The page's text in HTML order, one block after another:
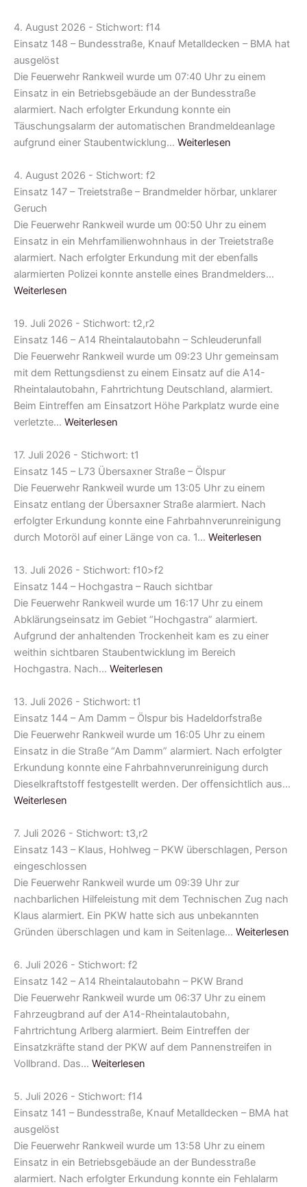
4. August 2026 - Stichwort: f14
Einsatz 148 – Bundesstraße, Knauf Metalldecken – BMA hat
ausgelöst
Die Feuerwehr Rankweil wurde um 07:40 Uhr zu einem
Einsatz in ein Betriebsgebäude an der Bundesstraße
alarmiert. Nach erfolgter Erkundung konnte ein
Täuschungsalarm der automatischen Brandmeldeanlage
aufgrund einer Staubentwicklung… Weiterlesen
4. August 2026 - Stichwort: f2
Einsatz 147 – Treietstraße – Brandmelder hörbar, unklarer
Geruch
Die Feuerwehr Rankweil wurde um 00:50 Uhr zu einem
Einsatz in ein Mehrfamilienwohnhaus in der Treietstraße
alarmiert. Nach erfolgter Erkundung mit der ebenfalls
alarmierten Polizei konnte anstelle eines Brandmelders…
Weiterlesen
19. Juli 2026 - Stichwort: t2,r2
Einsatz 146 – A14 Rheintalautobahn – Schleuderunfall
Die Feuerwehr Rankweil wurde um 09:23 Uhr gemeinsam
mit dem Rettungsdienst zu einem Einsatz auf die A14-
Rheintalautobahn, Fahrtrichtung Deutschland, alarmiert.
Beim Eintreffen am Einsatzort Höhe Parkplatz wurde eine
verletzte… Weiterlesen
17. Juli 2026 - Stichwort: t1
Einsatz 145 – L73 Übersaxner Straße – Ölspur
Die Feuerwehr Rankweil wurde um 13:05 Uhr zu einem
Einsatz entlang der Übersaxner Straße alarmiert. Nach
erfolgter Erkundung konnte eine Fahrbahnverunreinigung
durch Motoröl auf einer Länge von ca. 1… Weiterlesen
13. Juli 2026 - Stichwort: f10>f2
Einsatz 144 – Hochgastra – Rauch sichtbar
Die Feuerwehr Rankweil wurde um 16:17 Uhr zu einem
Abklärungseinsatz im Gebiet “Hochgastra” alarmiert.
Aufgrund der anhaltenden Trockenheit kam es zu einer
weithin sichtbaren Staubentwicklung im Bereich
Hochgastra. Nach… Weiterlesen
13. Juli 2026 - Stichwort: t1
Einsatz 144 – Am Damm – Ölspur bis Hadeldorfstraße
Die Feuerwehr Rankweil wurde um 16:05 Uhr zu einem
Einsatz in die Straße “Am Damm” alarmiert. Nach erfolgter
Erkundung konnte eine Fahrbahnverunreinigung durch
Dieselkraftstoff festgestellt werden. Der offensichtlich aus…
Weiterlesen
7. Juli 2026 - Stichwort: t3,r2
Einsatz 143 – Klaus, Hohlweg – PKW überschlagen, Person
eingeschlossen
Die Feuerwehr Rankweil wurde um 09:39 Uhr zur
nachbarlichen Hilfeleistung mit dem Technischen Zug nach
Klaus alarmiert. Ein PKW hatte sich aus unbekannten
Gründen überschlagen und kam in Seitenlage… Weiterlesen
6. Juli 2026 - Stichwort: f2
Einsatz 142 – A14 Rheintalautobahn – PKW Brand
Die Feuerwehr Rankweil wurde um 06:37 Uhr zu einem
Fahrzeugbrand auf der A14-Rheintalautobahn,
Fahrtrichtung Arlberg alarmiert. Beim Eintreffen der
Einsatzkräfte stand der PKW auf dem Pannenstreifen in
Vollbrand. Das… Weiterlesen
5. Juli 2026 - Stichwort: f14
Einsatz 141 – Bundesstraße, Knauf Metalldecken – BMA hat
ausgelöst
Die Feuerwehr Rankweil wurde um 13:58 Uhr zu einem
Einsatz in ein Betriebsgebäude an der Bundesstraße
alarmiert. Nach erfolgter Erkundung konnte ein Fehlalarm